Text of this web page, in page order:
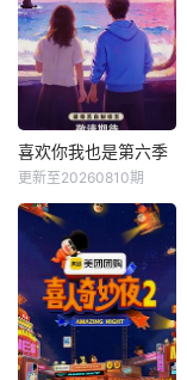
喜欢你我也是第六季
更新至20260810期